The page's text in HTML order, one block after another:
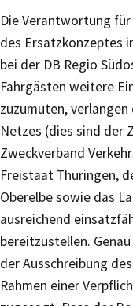
Die Verantwortung
des Ersatzkonzeptes
bei der DB Regio
Fahrgästen weitere
zuzumuten,
Netzes (dies sind der
Zweckverband
Freistaat Thüringen,
Oberelbe sowie das
ausreichend
bereitzustellen.
der Ausschreibung
Rahmen einer